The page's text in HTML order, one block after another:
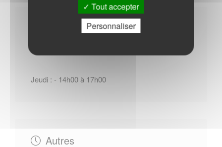
Horaires Mairie
Jeudi : - 14h00 à 17h00
Autres
Tout accepter
Personnaliser